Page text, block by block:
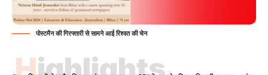
पोस्टमैन की गिरफ्तारी से सामने आई रिश्वत की चेन